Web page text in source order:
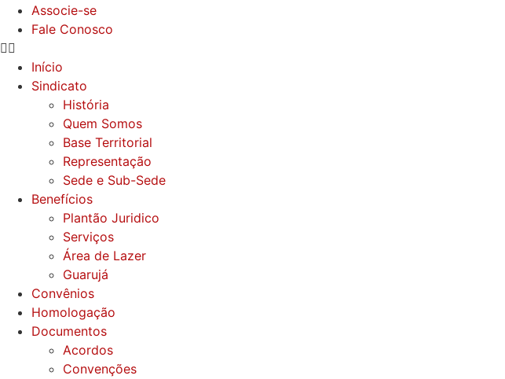
Associe-se
Fale Conosco
Início
Sindicato
História
Quem Somos
Base Territorial
Representação
Sede e Sub-Sede
Benefícios
Plantão Juridico
Serviços
Área de Lazer
Guarujá
Convênios
Homologação
Documentos
Acordos
Convenções